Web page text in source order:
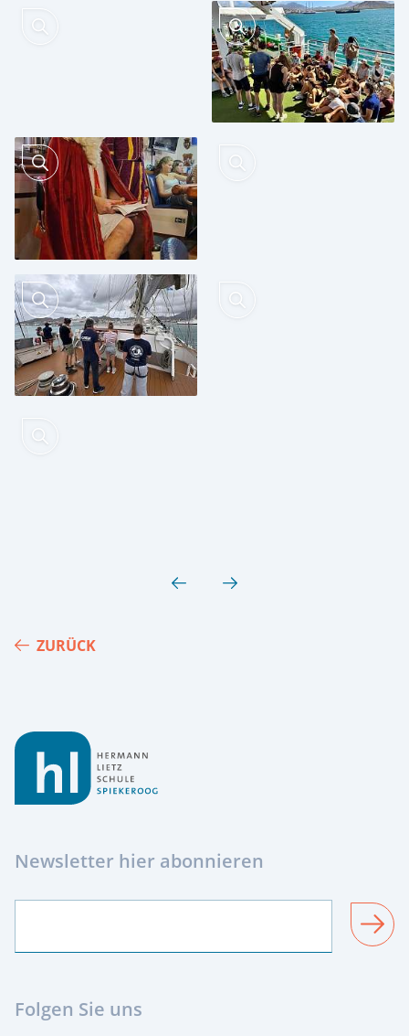
ZURÜCK
Newsletter hier abonnieren
SENDEN
Folgen Sie uns